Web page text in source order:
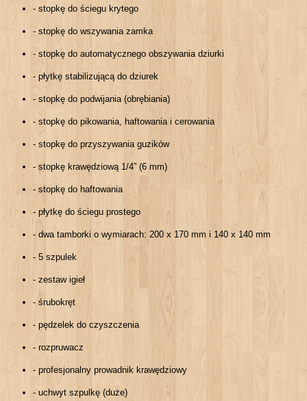
- stopkę do ściegu krytego
- stopkę do wszywania zamka
- stopkę do automatycznego obszywania dziurki
- płytkę stabilizującą do dziurek
- stopkę do podwijania (obrębiania)
- stopkę do pikowania, haftowania i cerowania
- stopkę do przyszywania guzików
- stopkę krawędziową 1/4” (6 mm)
- stopkę do haftowania
- płytkę do ściegu prostego
- dwa tamborki o wymiarach: 200 x 170 mm i 140 x 140 mm
- 5 szpulek
- zestaw igieł
- śrubokręt
- pędzelek do czyszczenia
- rozpruwacz
- profesjonalny prowadnik krawędziowy
- uchwyt szpulkę (duże)